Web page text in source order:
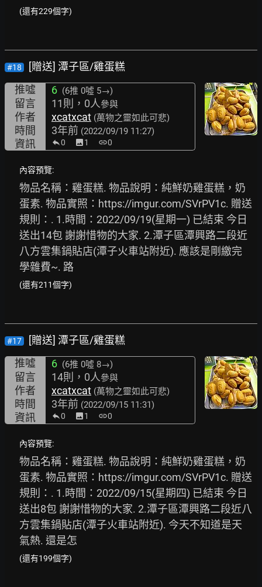
(還有229個字)
#18
[贈送] 潭子區/雞蛋糕
推噓
6 (6推 0噓 5→)
留言 11則，0人參與
作者 xcatxcat (萬物之靈如此可悲)
時間 3年前 (2022/09/19 11:27)
資訊 0 image1 link0
內容預覽:
物品名稱：雞蛋糕. 物品說明：純鮮奶雞蛋糕，奶
蛋素. 物品實照： https://imgur.com/SVrPV1c. 贈送
規則：. 1.時間：2022/09/19(星期一) 已結束 今日
送出14包 謝謝惜物的大家. 2.潭子區潭興路二段近
八方雲集鍋貼店(潭子火車站附近). 應該是剛繳完
學雜費~. 路
(還有211個字)
#17
[贈送] 潭子區/雞蛋糕
推噓
6 (6推 0噓 8→)
留言 14則，0人參與
作者 xcatxcat (萬物之靈如此可悲)
時間 3年前 (2022/09/15 11:31)
資訊 0 image1 link0
內容預覽:
物品名稱：雞蛋糕. 物品說明：純鮮奶雞蛋糕，奶
蛋素. 物品實照： https://imgur.com/SVrPV1c. 贈送
規則：. 1.時間：2022/09/15(星期四) 已結束 今日
送出8包 謝謝惜物的大家. 2.潭子區潭興路二段近八
方雲集鍋貼店(潭子火車站附近). 今天不知道是天
氣熱. 還是怎
(還有199個字)